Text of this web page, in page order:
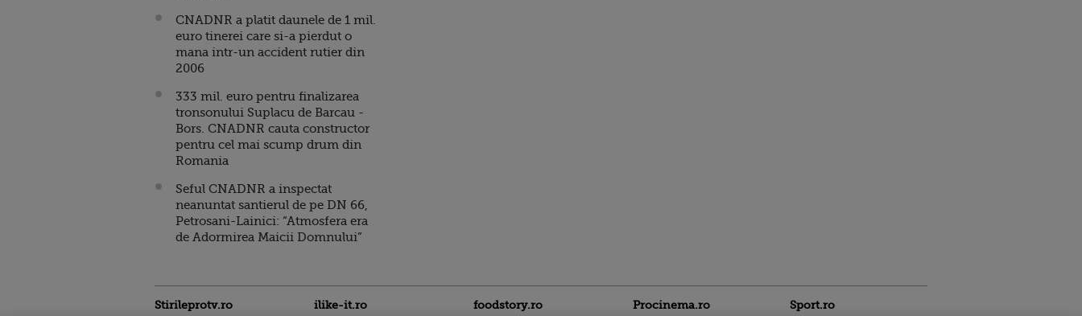
CNADNR a platit daunele de 1 mil.
euro tinerei care si-a pierdut o
mana intr-un accident rutier din
2006
333 mil. euro pentru finalizarea
tronsonului Suplacu de Barcau -
Bors. CNADNR cauta constructor
pentru cel mai scump drum din
Romania
Seful CNADNR a inspectat
neanuntat santierul de pe DN 66,
Petrosani-Lainici: “Atmosfera era
de Adormirea Maicii Domnului”
Stirileprotv.ro ilike-it.ro foodstory.ro Procinema.ro Sport.ro